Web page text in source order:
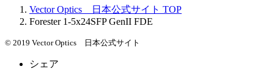
Vector Optics 日本公式サイト TOP
Forester 1-5x24SFP GenII FDE
© 2019 Vector Optics 日本公式サイト
シェア